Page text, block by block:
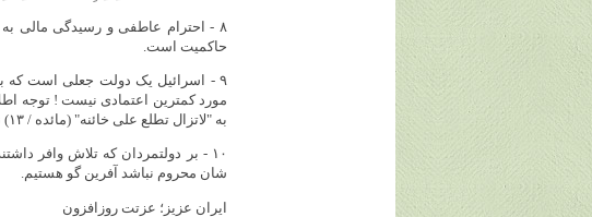
۸ - احترام عاطفی و رسیدگی مالی
حاکمیت است.
۹ - اسرائیل یک دولت جعلی است که
مورد کمترین اعتمادی نیست ! توجه
به "لاتزال تطلع علی خائنه" (مائده / ۱۳) نام برده ، ضروری است.
۱۰ - بر دولتمردان که تلاش وافر
شان محروم نباشد آفرین گو هستیم.
ایران عزیز؛ عزتت روزافزون